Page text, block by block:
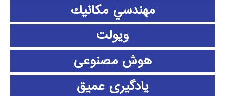
مهندسي مكانيك
ویولت
هوش مصنوعی
یادگیری عمیق